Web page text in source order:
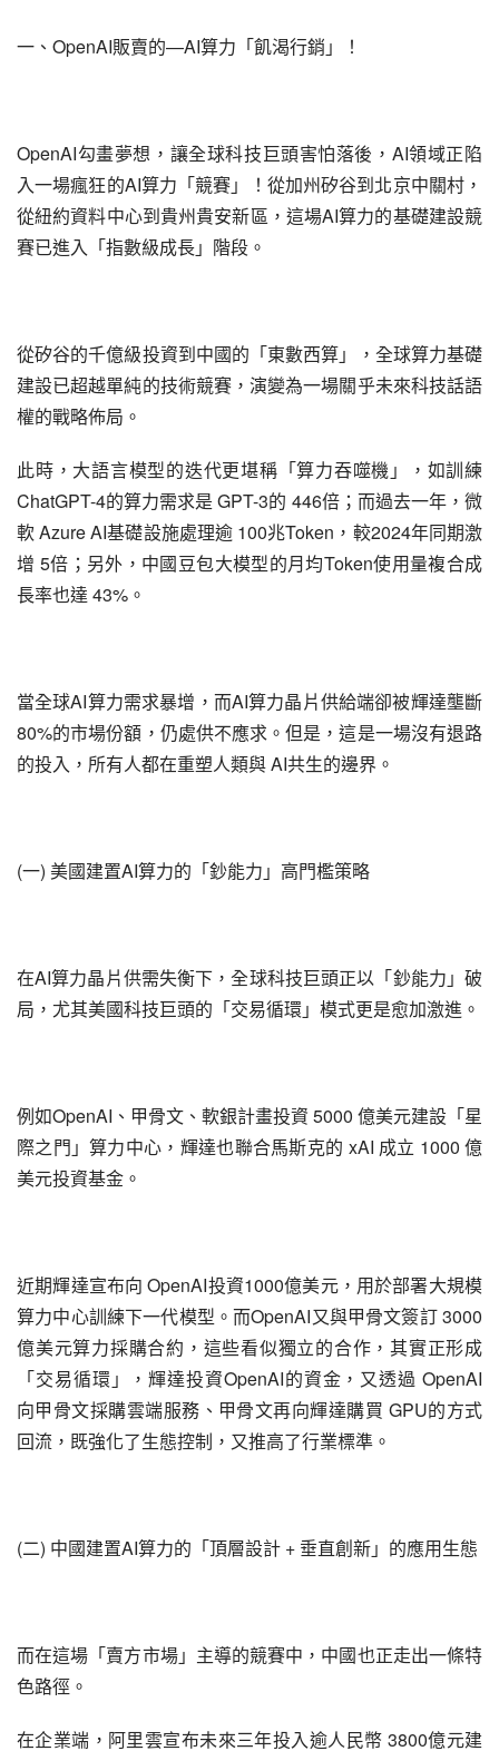
一、OpenAI販賣的—AI算力「飢渴行銷」！
OpenAI勾畫夢想，讓全球科技巨頭害怕落後，AI領域正陷
入一場瘋狂的AI算力「競賽」！從加州矽谷到北京中關村，
從紐約資料中心到貴州貴安新區，這場AI算力的基礎建設競
賽已進入「指數級成長」階段。
從矽谷的千億級投資到中國的「東數西算」，全球算力基礎
建設已超越單純的技術競賽，演變為一場關乎未來科技話語
權的戰略佈局。
此時，大語言模型的迭代更堪稱「算力吞噬機」，如訓練
ChatGPT-4的算力需求是 GPT-3的 446倍；而過去一年，微
軟 Azure AI基礎設施處理逾 100兆Token，較2024年同期激
增 5倍；另外，中國豆包大模型的月均Token使用量複合成
長率也達 43%。
當全球AI算力需求暴增，而AI算力晶片供給端卻被輝達壟斷
80%的市場份額，仍處供不應求。但是，這是一場沒有退路
的投入，所有人都在重塑人類與 AI共生的邊界。
(一) 美國建置AI算力的「鈔能力」高門檻策略
在AI算力晶片供需失衡下，全球科技巨頭正以「鈔能力」破
局，尤其美國科技巨頭的「交易循環」模式更是愈加激進。
例如OpenAI、甲骨文、軟銀計畫投資 5000 億美元建設「星
際之門」算力中心，輝達也聯合馬斯克的 xAI 成立 1000 億
美元投資基金。
近期輝達宣布向 OpenAI投資1000億美元，用於部署大規模
算力中心訓練下一代模型。而OpenAI又與甲骨文簽訂 3000
億美元算力採購合約，這些看似獨立的合作，其實正形成
「交易循環」，輝達投資OpenAI的資金，又透過 OpenAI
向甲骨文採購雲端服務、甲骨文再向輝達購買 GPU的方式
回流，既強化了生態控制，又推高了行業標準。
(二) 中國建置AI算力的「頂層設計 + 垂直創新」的應用生態
而在這場「賣方市場」主導的競賽中，中國也正走出一條特
色路徑。
在企業端，阿里雲宣布未來三年投入逾人民幣 3800億元建